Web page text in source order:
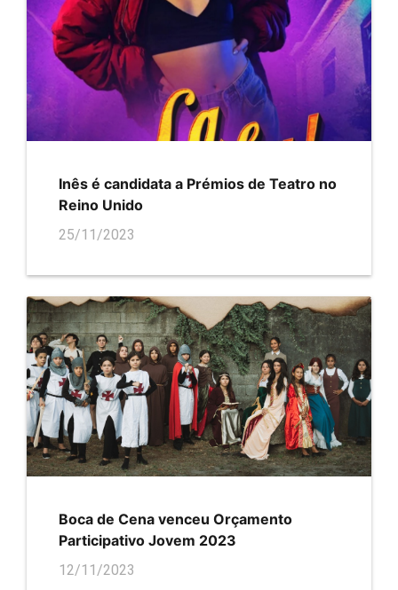
Inês é candidata a Prémios de Teatro no
Reino Unido
25/11/2023
Boca de Cena venceu Orçamento
Participativo Jovem 2023
12/11/2023